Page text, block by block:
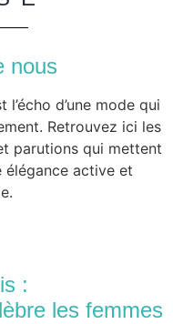
nous
l’écho d’une mode qui
Retrouvez ici les
parutions qui mettent
élégance active et
:
les femmes